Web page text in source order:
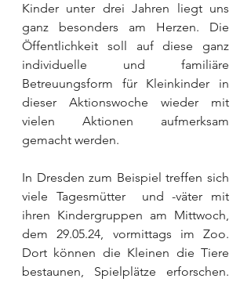
Kinder unter drei Jahren liegt uns
ganz besonders am Herzen. Die
Öffentlichkeit soll auf diese ganz
individuelle und familiäre
Betreuungsform für Kleinkinder in
dieser Aktionswoche wieder mit
vielen Aktionen aufmerksam
gemacht werden.
In Dresden zum Beispiel treffen sich
viele Tagesmütter  und -väter mit
ihren Kindergruppen am Mittwoch,
dem 29.05.24, vormittags im Zoo.
Dort können die Kleinen die Tiere
bestaunen, Spielplätze erforschen.